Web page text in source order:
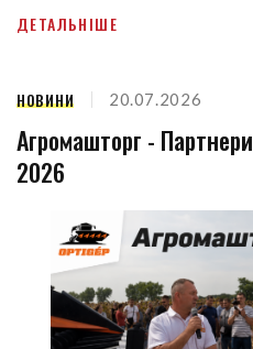
ДЕТАЛЬНІШЕ
НОВИНИ 20.07.2026
Агромашторг -
2026